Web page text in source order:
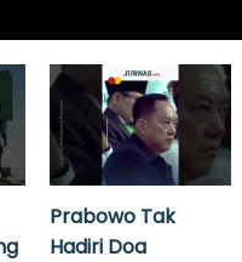
Prabowo Tak
Hadiri Doa